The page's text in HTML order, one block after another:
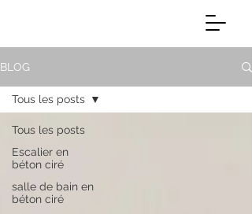
BLOG
Tous les posts
Escalier en
béton ciré
salle de bain en
béton ciré
Tous les posts